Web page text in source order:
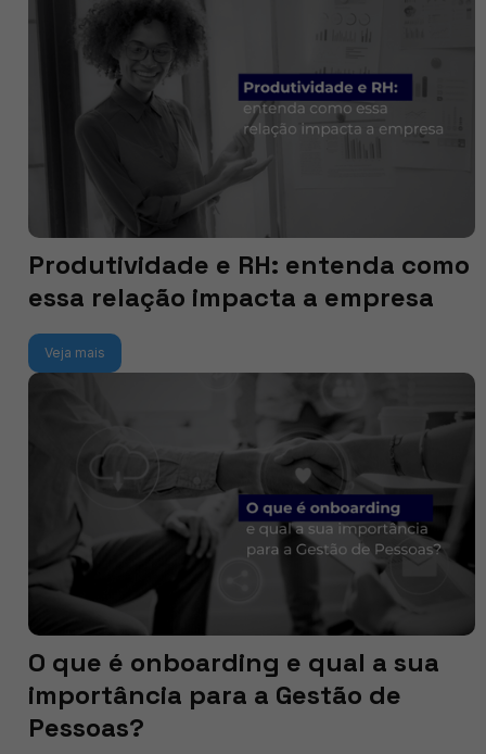
Produtividade e RH: entenda como
essa relação impacta a empresa
Veja mais
O que é onboarding e qual a sua
importância para a Gestão de
Pessoas?